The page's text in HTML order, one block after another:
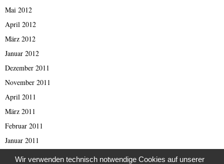
Mai 2012
April 2012
März 2012
Januar 2012
Dezember 2011
November 2011
April 2011
März 2011
Februar 2011
Januar 2011
Oktober 2010
Wir verwenden technisch notwendige Cookies auf unserer